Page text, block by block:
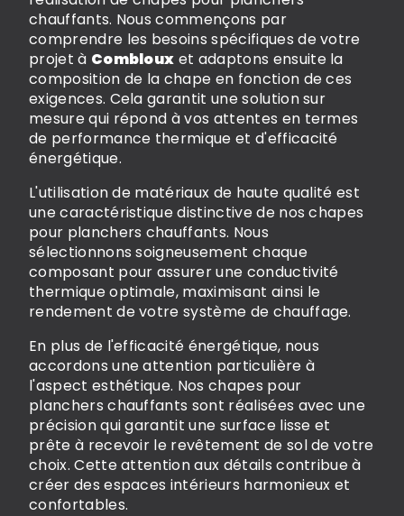
chauffants. Nous commençons par
comprendre les besoins spécifiques de votre
projet à Combloux et adaptons ensuite la
composition de la chape en fonction de ces
exigences. Cela garantit une solution sur
mesure qui répond à vos attentes en termes
de performance thermique et d'efficacité
énergétique.
L'utilisation de matériaux de haute qualité est
une caractéristique distinctive de nos chapes
pour planchers chauffants. Nous
sélectionnons soigneusement chaque
composant pour assurer une conductivité
thermique optimale, maximisant ainsi le
rendement de votre système de chauffage.
En plus de l'efficacité énergétique, nous
accordons une attention particulière à
l'aspect esthétique. Nos chapes pour
planchers chauffants sont réalisées avec une
précision qui garantit une surface lisse et
prête à recevoir le revêtement de sol de votre
choix. Cette attention aux détails contribue à
créer des espaces intérieurs harmonieux et
confortables.